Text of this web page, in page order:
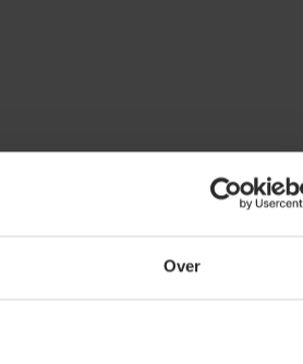
Over